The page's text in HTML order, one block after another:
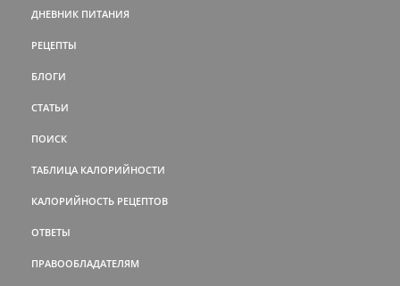
ДНЕВНИК ПИТАНИЯ
РЕЦЕПТЫ
БЛОГИ
СТАТЬИ
ПОИСК
ТАБЛИЦА КАЛОРИЙНОСТИ
КАЛОРИЙНОСТЬ РЕЦЕПТОВ
ОТВЕТЫ
ПРАВООБЛАДАТЕЛЯМ